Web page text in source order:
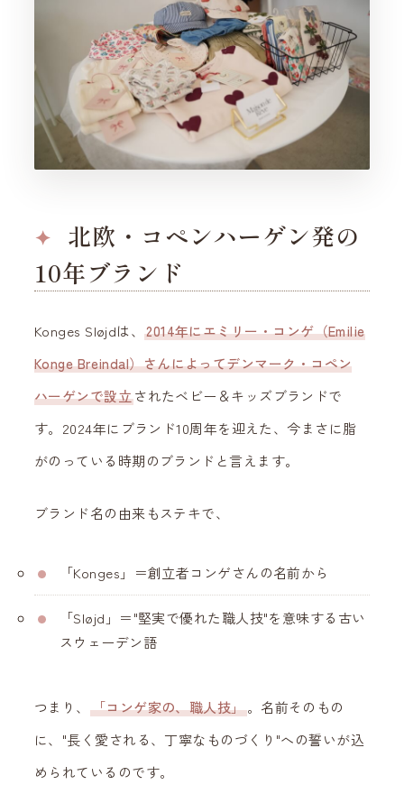
北欧・コペンハーゲン発の
10年ブランド
Konges Sløjdは、2014年にエミリー・コンゲ（Emilie
Konge Breindal）さんによってデンマーク・コペン
ハーゲンで設立されたベビー＆キッズブランドで
す。2024年にブランド10周年を迎えた、今まさに脂
がのっている時期のブランドと言えます。
ブランド名の由来もステキで、
「Konges」＝創立者コンゲさんの名前から
「Sløjd」＝"堅実で優れた職人技"を意味する古い
スウェーデン語
つまり、 「コンゲ家の、職人技」。名前そのもの
に、"長く愛される、丁寧なものづくり"への誓いが込
められているのです。